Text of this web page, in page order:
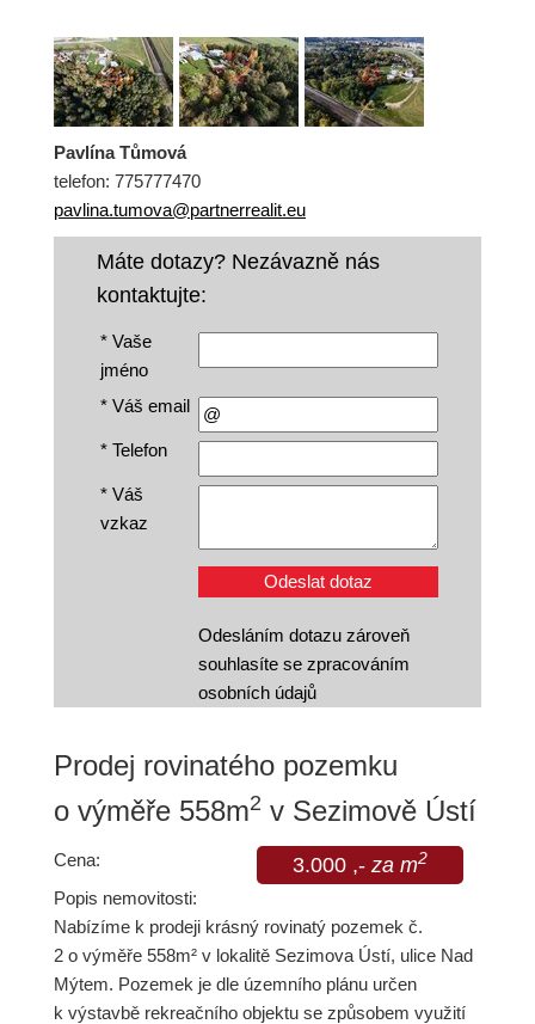
Pavlína Tůmová
telefon: 775777470
pavlina.tumova@partnerrealit.eu
Máte dotazy? Nezávazně nás
kontaktujte:
* Vaše
jméno
* Váš email
* Telefon
* Váš
vzkaz
Odesláním dotazu zároveň
souhlasíte se zpracováním
osobních údajů
Prodej rovinatého pozemku
o výměře 558m2 v Sezimově Ústí
Cena: 3.000 ,- za m2
Popis nemovitosti:
Nabízíme k prodeji krásný rovinatý pozemek č.
2 o výměře 558m² v lokalitě Sezimova Ústí, ulice Nad
Mýtem. Pozemek je dle územního plánu určen
k výstavbě rekreačního objektu se způsobem využití